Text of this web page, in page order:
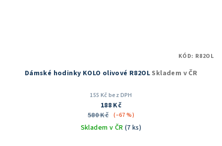
Dámské hodinky KOLO olivové R82OL Skladem v ČR
155 Kč bez DPH
188 Kč
580 Kč (–67 %)
Skladem v ČR (7 ks)
KÓD: R82OL